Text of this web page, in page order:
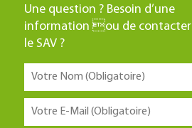
Une question ? Besoin d’une
information ou de contacter
le SAV ?